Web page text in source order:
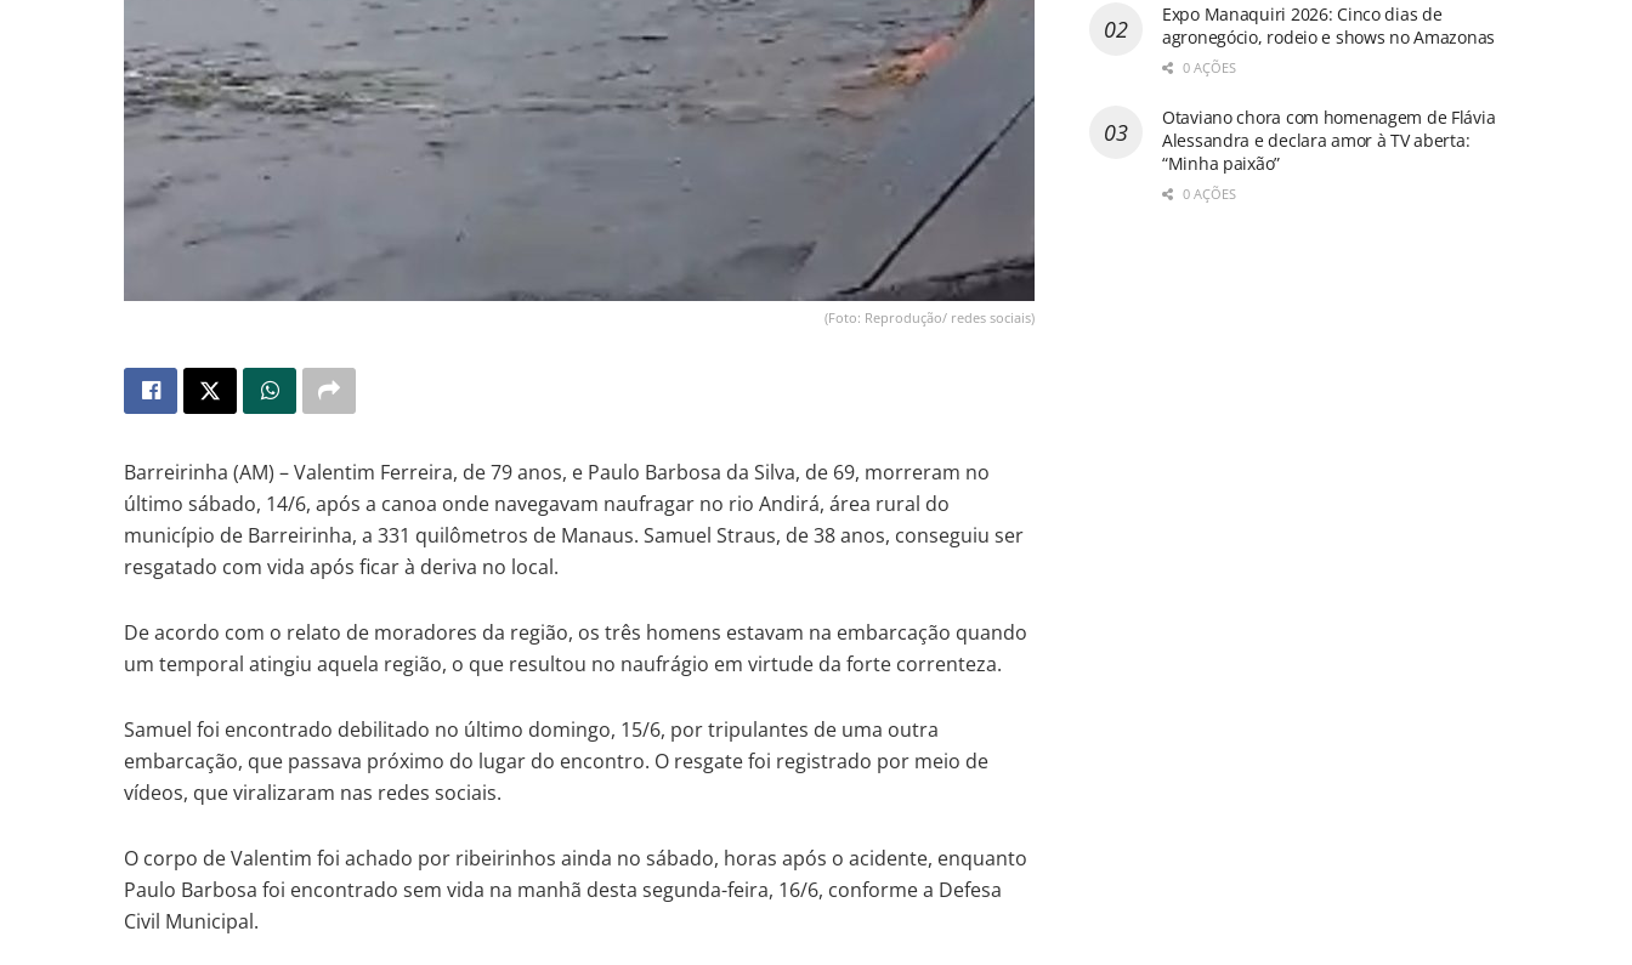
(Foto: Reprodução/ redes sociais)
Barreirinha (AM) – Valentim Ferreira, de 79 anos, e Paulo Barbosa da Silva, de 69, morreram no
último sábado, 14/6, após a canoa onde navegavam naufragar no rio Andirá, área rural do
município de Barreirinha, a 331 quilômetros de Manaus. Samuel Straus, de 38 anos, conseguiu ser
resgatado com vida após ficar à deriva no local.
De acordo com o relato de moradores da região, os três homens estavam na embarcação quando
um temporal atingiu aquela região, o que resultou no naufrágio em virtude da forte correnteza.
Samuel foi encontrado debilitado no último domingo, 15/6, por tripulantes de uma outra
embarcação, que passava próximo do lugar do encontro. O resgate foi registrado por meio de
vídeos, que viralizaram nas redes sociais.
O corpo de Valentim foi achado por ribeirinhos ainda no sábado, horas após o acidente, enquanto
Paulo Barbosa foi encontrado sem vida na manhã desta segunda-feira, 16/6, conforme a Defesa
Civil Municipal.
Expo Manaquiri 2026: Cinco dias de
agronegócio, rodeio e shows no Amazonas
0 AÇÕES
Otaviano chora com homenagem de Flávia
Alessandra e declara amor à TV aberta:
“Minha paixão”
0 AÇÕES